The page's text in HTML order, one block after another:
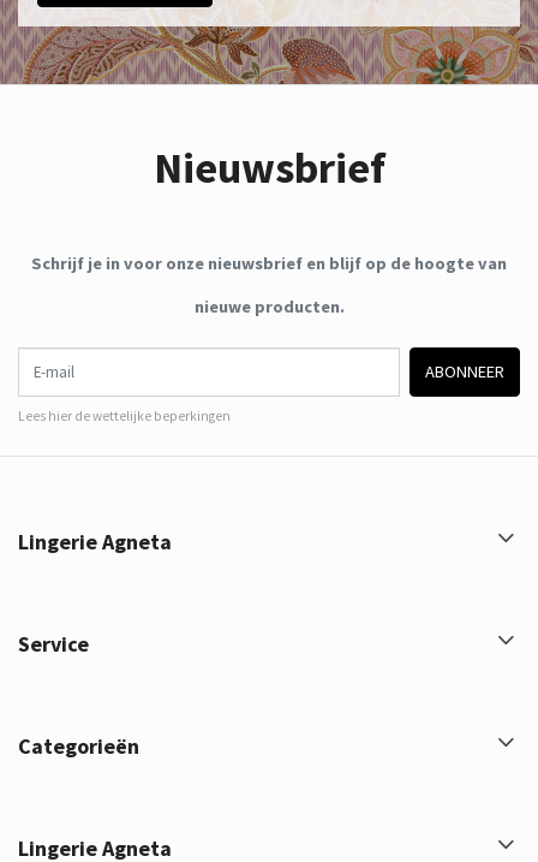
Nieuwsbrief
Schrijf je in voor onze nieuwsbrief en blijf op de hoogte van
nieuwe producten.
ABONNEER
Lees hier de wettelijke beperkingen
Lingerie Agneta
Service
Categorieën
Lingerie Agneta